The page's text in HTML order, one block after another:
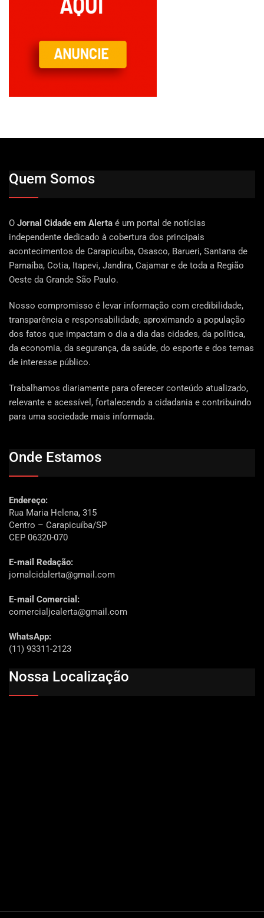
Quem Somos
O Jornal Cidade em Alerta é um portal de notícias
independente dedicado à cobertura dos principais
acontecimentos de Carapicuíba, Osasco, Barueri, Santana de
Parnaíba, Cotia, Itapevi, Jandira, Cajamar e de toda a Região
Oeste da Grande São Paulo.
Nosso compromisso é levar informação com credibilidade,
transparência e responsabilidade, aproximando a população
dos fatos que impactam o dia a dia das cidades, da política,
da economia, da segurança, da saúde, do esporte e dos temas
de interesse público.
Trabalhamos diariamente para oferecer conteúdo atualizado,
relevante e acessível, fortalecendo a cidadania e contribuindo
para uma sociedade mais informada.
Onde Estamos
Endereço:
Rua Maria Helena, 315
Centro – Carapicuíba/SP
CEP 06320-070
E-mail Redação:
jornalcidalerta@gmail.com
E-mail Comercial:
comercialjcalerta@gmail.com
WhatsApp:
(11) 93311-2123
Nossa Localização